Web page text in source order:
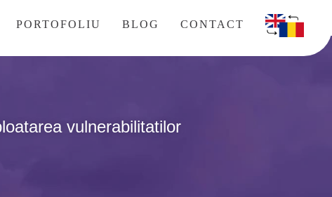
CONTACT
BLOG
PORTOFOLIU
vulnerabilitatilor